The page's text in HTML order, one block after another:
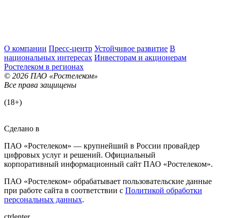
О компании Пресс-центр Устойчивое развитие В
национальных интересах Инвесторам и акционерам
Ростелеком в регионах
© 2026 ПАО «Ростелеком»
Все права защищены
(18+)
Сделано в
ПАО «Ростелеком» — крупнейший в России провайдер
цифровых услуг и решений. Официальный
корпоративный информационный сайт ПАО «Ростелеком».
ПАО «Ростелеком» обрабатывает пользовательские данные
при работе сайта в соответствии с Политикой обработки
персональных данных.